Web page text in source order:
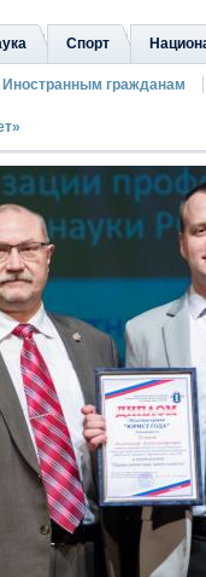
Спорт
Иностранным гражданам